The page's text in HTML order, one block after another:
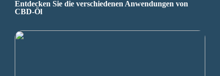
Entdecken Sie die verschiedenen Anwendungen von
CBD-Öl